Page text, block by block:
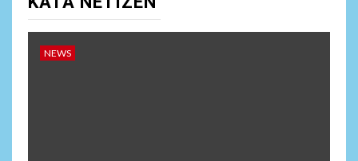
4.000 Liter Air Bersih Gratis
NEWS